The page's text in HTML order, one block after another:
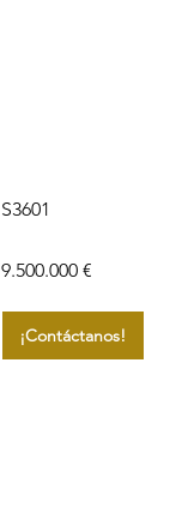
S3601
9.500.000 €
¡Contáctanos!